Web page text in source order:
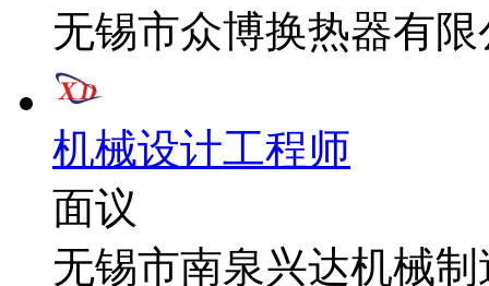
无锡市众博换热器有限
机械设计工程师
面议
无锡市南泉兴达机械制